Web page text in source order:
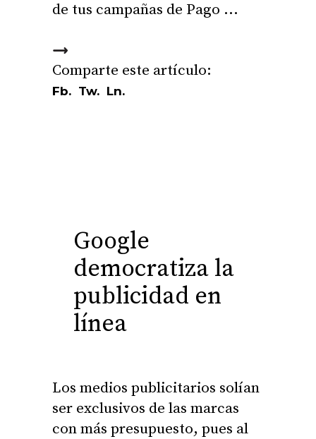
de tus campañas de Pago
Fb. Tw. Ln.
Google
democratiza la
publicidad en
línea
Los medios publicitarios solían
ser exclusivos de las marcas
con más presupuesto, pues al